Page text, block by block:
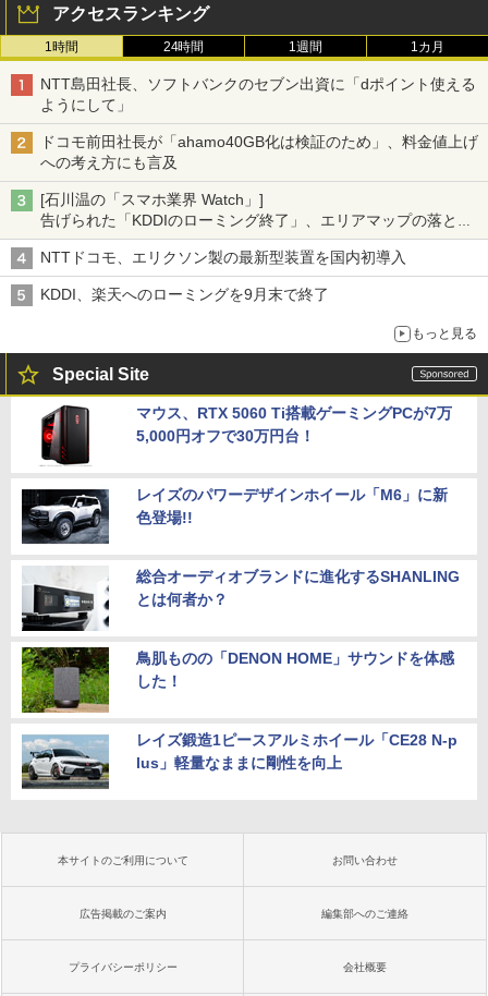
アクセスランキング
1時間 24時間 1週間 1カ月
NTT島田社長、ソフトバンクのセブン出資に「dポイント使える
ようにして」
ドコモ前田社長が「ahamo40GB化は検証のため」、料金値上げ
への考え方にも言及
[石川温の「スマホ業界 Watch」]
告げられた「KDDIのローミング終了」、エリアマップの落とし
穴と楽天モバイルの課題
NTTドコモ、エリクソン製の最新型装置を国内初導入
KDDI、楽天へのローミングを9月末で終了
もっと見る
Special Site
マウス、RTX 5060 Ti搭載ゲーミングPCが7万
5,000円オフで30万円台！
レイズのパワーデザインホイール「M6」に新
色登場!!
総合オーディオブランドに進化するSHANLING
とは何者か？
鳥肌ものの「DENON HOME」サウンドを体感
した！
レイズ鍛造1ピースアルミホイール「CE28 N-p
lus」軽量なままに剛性を向上
本サイトのご利用について お問い合わせ
広告掲載のご案内 編集部へのご連絡
プライバシーポリシー 会社概要